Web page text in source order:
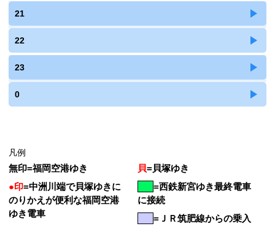
21
22
23
0
凡例
無印=福岡空港ゆき 貝=貝塚ゆき
●印=中洲川端で貝塚ゆきに
のりかえが便利な福岡空港
ゆき電車
=西鉄新宮ゆき最終電車
に接続
=ＪＲ筑肥線からの乗入